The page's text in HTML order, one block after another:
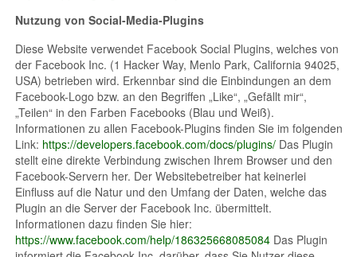
Nutzung von Social-Media-Plugins
Diese Website verwendet Facebook Social Plugins, welches von
der Facebook Inc. (1 Hacker Way, Menlo Park, California 94025,
USA) betrieben wird. Erkennbar sind die Einbindungen an dem
Facebook-Logo bzw. an den Begriffen „Like“, „Gefällt mir“,
„Teilen“ in den Farben Facebooks (Blau und Weiß).
Informationen zu allen Facebook-Plugins finden Sie im folgenden
Link: https://developers.facebook.com/docs/plugins/ Das Plugin
stellt eine direkte Verbindung zwischen Ihrem Browser und den
Facebook-Servern her. Der Websitebetreiber hat keinerlei
Einfluss auf die Natur und den Umfang der Daten, welche das
Plugin an die Server der Facebook Inc. übermittelt.
Informationen dazu finden Sie hier:
https://www.facebook.com/help/186325668085084 Das Plugin